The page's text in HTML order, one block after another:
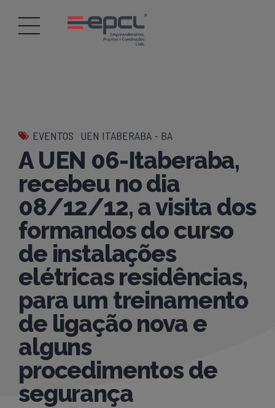
EVENTOS UEN ITABERABA - BA
A UEN 06-Itaberaba,
recebeu no dia
08/12/12, a visita dos
formandos do curso
de instalações
elétricas residências,
para um treinamento
de ligação nova e
alguns
procedimentos de
segurança